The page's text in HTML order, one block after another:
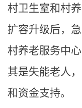
村卫生室和村
扩容升级后，
村养老服务中
其是失能老人
和资金支持。